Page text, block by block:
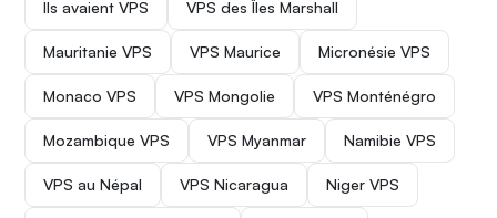
Ils avaient VPS VPS des Îles Marshall
Mauritanie VPS VPS Maurice Micronésie VPS
Monaco VPS VPS Mongolie VPS Monténégro
Mozambique VPS VPS Myanmar Namibie VPS
VPS au Népal VPS Nicaragua Niger VPS